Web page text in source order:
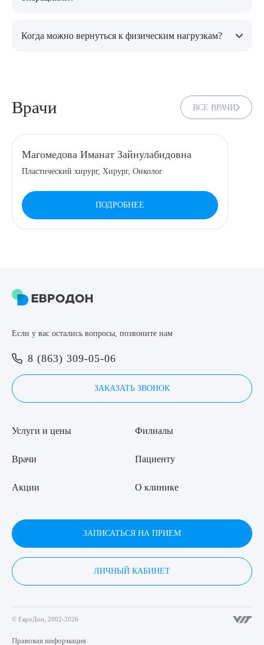
абдоминопластикой или подтяжкой груди для комплексного
Когда можно вернуться к физическим нагрузкам?
Врачи ВСЕ ВРАЧИ
Магомедова Иманат Зайнулабидовна
Пластический хирург, Хирург, Онколог
ПОДРОБНЕЕ
Если у вас остались вопросы, позвоните нам
8 (863) 309-05-06
ЗАКАЗАТЬ ЗВОНОК
Услуги и цены
Врачи
Акции
Филиалы
Пациенту
О клинике
ЗАПИСАТЬСЯ НА ПРИЕМ
ЛИЧНЫЙ КАБИНЕТ
© ЕвроДон, 2002-2026
Правовая информация